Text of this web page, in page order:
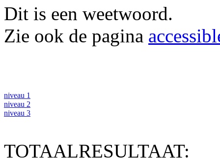
Dit is een weetwoord.
Zie ook de pagina
niveau 1
niveau 2
niveau 3
TOTAALRESULTAAT: